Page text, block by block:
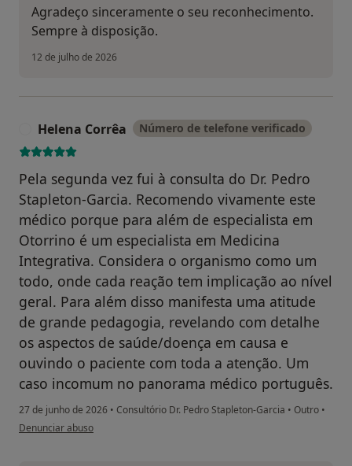
Agradeço sinceramente o seu reconhecimento.
Sempre à disposição.
12 de julho de 2026
Helena Corrêa Número de telefone verificado
Pela segunda vez fui à consulta do Dr. Pedro
Stapleton-Garcia. Recomendo vivamente este
médico porque para além de especialista em
Otorrino é um especialista em Medicina
Integrativa. Considera o organismo como um
todo, onde cada reação tem implicação ao nível
geral. Para além disso manifesta uma atitude
de grande pedagogia, revelando com detalhe
os aspectos de saúde/doença em causa e
ouvindo o paciente com toda a atenção. Um
caso incomum no panorama médico português.
27 de junho de 2026 • Consultório Dr. Pedro Stapleton-Garcia • Outro •
na opinião do utilizador Helena Corrêa
Denunciar abuso